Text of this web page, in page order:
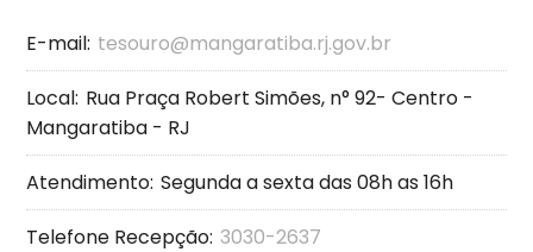
E-mail: tesouro@mangaratiba.rj.gov.br
Local: Rua Praça Robert Simões, n° 92- Centro -
Mangaratiba - RJ
Atendimento: Segunda a sexta das 08h as 16h
Telefone Recepção: 3030-2637